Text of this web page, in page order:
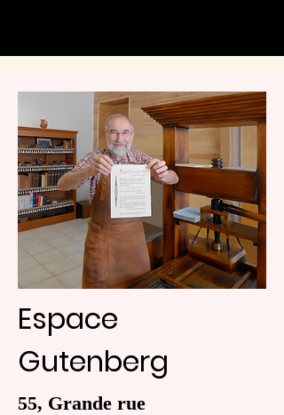
Espace
Gutenberg
55, Grande rue